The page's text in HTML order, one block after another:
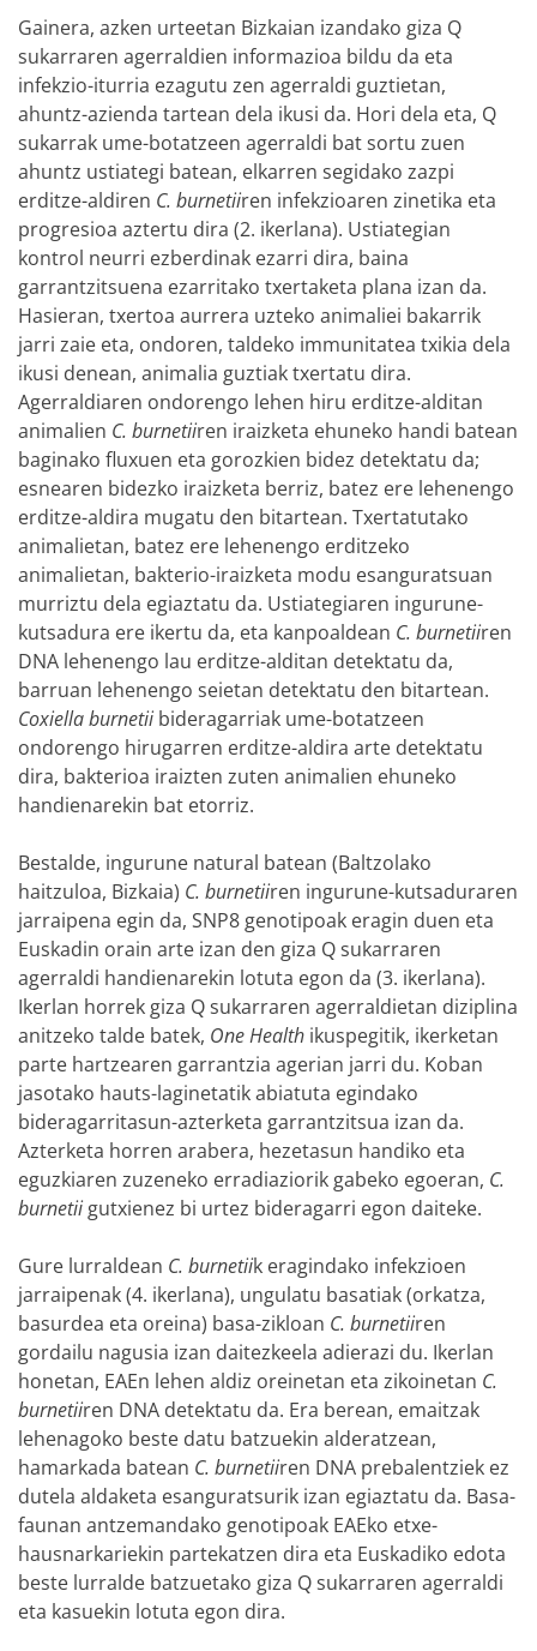
Gainera, azken urteetan Bizkaian izandako giza Q
sukarraren agerraldien informazioa bildu da eta
infekzio-iturria ezagutu zen agerraldi guztietan,
ahuntz-azienda tartean dela ikusi da. Hori dela eta, Q
sukarrak ume-botatzeen agerraldi bat sortu zuen
ahuntz ustiategi batean, elkarren segidako zazpi
erditze-aldiren C. burnetiiren infekzioaren zinetika eta
progresioa aztertu dira (2. ikerlana). Ustiategian
kontrol neurri ezberdinak ezarri dira, baina
garrantzitsuena ezarritako txertaketa plana izan da.
Hasieran, txertoa aurrera uzteko animaliei bakarrik
jarri zaie eta, ondoren, taldeko immunitatea txikia dela
ikusi denean, animalia guztiak txertatu dira.
Agerraldiaren ondorengo lehen hiru erditze-alditan
animalien C. burnetiiren iraizketa ehuneko handi batean
baginako fluxuen eta gorozkien bidez detektatu da;
esnearen bidezko iraizketa berriz, batez ere lehenengo
erditze-aldira mugatu den bitartean. Txertatutako
animalietan, batez ere lehenengo erditzeko
animalietan, bakterio-iraizketa modu esanguratsuan
murriztu dela egiaztatu da. Ustiategiaren ingurune-
kutsadura ere ikertu da, eta kanpoaldean C. burnetiiren
DNA lehenengo lau erditze-alditan detektatu da,
barruan lehenengo seietan detektatu den bitartean.
Coxiella burnetii bideragarriak ume-botatzeen
ondorengo hirugarren erditze-aldira arte detektatu
dira, bakterioa iraizten zuten animalien ehuneko
handienarekin bat etorriz.
Bestalde, ingurune natural batean (Baltzolako
haitzuloa, Bizkaia) C. burnetiiren ingurune-kutsaduraren
jarraipena egin da, SNP8 genotipoak eragin duen eta
Euskadin orain arte izan den giza Q sukarraren
agerraldi handienarekin lotuta egon da (3. ikerlana).
Ikerlan horrek giza Q sukarraren agerraldietan diziplina
anitzeko talde batek, One Health ikuspegitik, ikerketan
parte hartzearen garrantzia agerian jarri du. Koban
jasotako hauts-laginetatik abiatuta egindako
bideragarritasun-azterketa garrantzitsua izan da.
Azterketa horren arabera, hezetasun handiko eta
eguzkiaren zuzeneko erradiaziorik gabeko egoeran, C.
burnetii gutxienez bi urtez bideragarri egon daiteke.
Gure lurraldean C. burnetiik eragindako infekzioen
jarraipenak (4. ikerlana), ungulatu basatiak (orkatza,
basurdea eta oreina) basa-zikloan C. burnetiiren
gordailu nagusia izan daitezkeela adierazi du. Ikerlan
honetan, EAEn lehen aldiz oreinetan eta zikoinetan C.
burnetiiren DNA detektatu da. Era berean, emaitzak
lehenagoko beste datu batzuekin alderatzean,
hamarkada batean C. burnetiiren DNA prebalentziek ez
dutela aldaketa esanguratsurik izan egiaztatu da. Basa-
faunan antzemandako genotipoak EAEko etxe-
hausnarkariekin partekatzen dira eta Euskadiko edota
beste lurralde batzuetako giza Q sukarraren agerraldi
eta kasuekin lotuta egon dira.